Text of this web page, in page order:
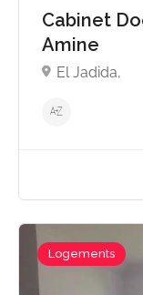
Cabinet
Amine
El Jadida,
Logements